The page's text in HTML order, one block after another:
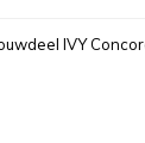
IVY